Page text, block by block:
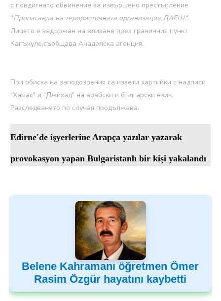
с повдигнато обвинение за извършено престъпление
''Пропаганда на терористичната организация ДАЕШ''.
Лицето е задържан на влизане през граничния пункт
Капъкуле,съобщава Анадолска агенция.
При обиска на заподозрения са иззети хартийки с надписи
"Хамас" и "Джихад" на арабски и български език.
Разследването по случая продължава.
Edirne'de işyerlerine Arapça yazılar yazarak
provokasyon yapan Bulgaristanlı bir kişi yakalandı
Belene Kahramanı öğretmen Ömer
Rasim Özgür hayatını kaybetti